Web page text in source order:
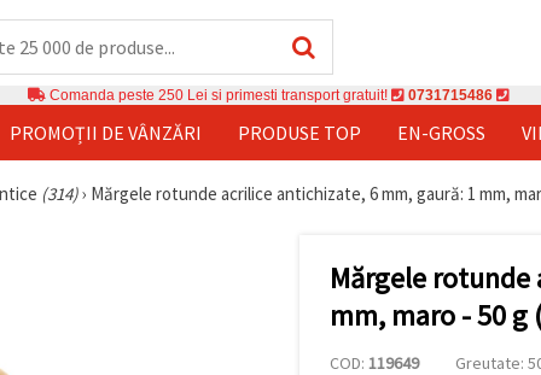
Comanda peste 250 Lei si primesti transport gratuit! 0731715486
PROMOȚII DE VÂNZĂRI PRODUSE TOP EN-GROSS
(314)› Mărgele rotunde acrilice antichizate, 6 mm, gaură: 1 mm,
Mărgele
mm, maro - 50 g
COD: 119649 Greutate: